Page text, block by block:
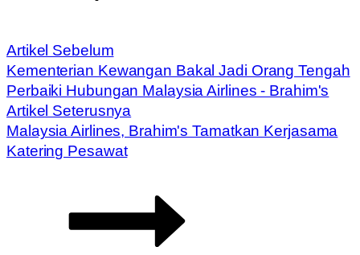
Artikel Sebelum
Kementerian Kewangan Bakal Jadi Orang Tengah
Perbaiki Hubungan Malaysia Airlines - Brahim's
Artikel Seterusnya
Malaysia Airlines, Brahim's Tamatkan Kerjasama
Katering Pesawat